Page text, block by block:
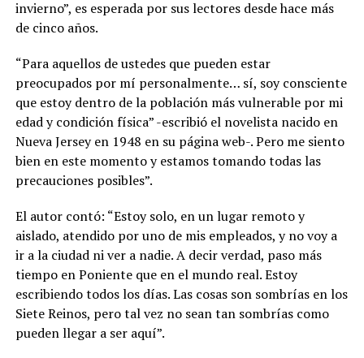
invierno”, es esperada por sus lectores desde hace más
de cinco años.
“Para aquellos de ustedes que pueden estar
preocupados por mí personalmente… sí, soy consciente
que estoy dentro de la población más vulnerable por mi
edad y condición física” -escribió el novelista nacido en
Nueva Jersey en 1948 en su página web-. Pero me siento
bien en este momento y estamos tomando todas las
precauciones posibles”.
El autor contó: “Estoy solo, en un lugar remoto y
aislado, atendido por uno de mis empleados, y no voy a
ir a la ciudad ni ver a nadie. A decir verdad, paso más
tiempo en Poniente que en el mundo real. Estoy
escribiendo todos los días. Las cosas son sombrías en los
Siete Reinos, pero tal vez no sean tan sombrías como
pueden llegar a ser aquí”.